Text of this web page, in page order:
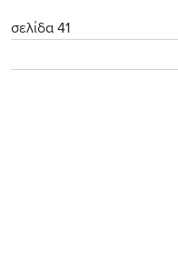
σελίδα 41